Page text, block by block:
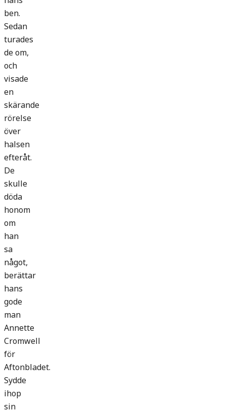
ben.
Sedan
turades
de om,
och
visade
en
skärande
rörelse
över
halsen
efteråt.
De
skulle
döda
honom
om
han
sa
något,
berättar
hans
gode
man
Annette
Cromwell
för
Aftonbladet.
Sydde
ihop
sin